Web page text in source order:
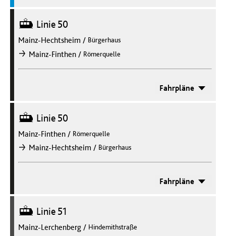
Straßenbahn
Linie 50
Mainz-Hechtsheim / Bürgerhaus
nachMainz-Finthen / Römerquelle
Fahrpläne
Straßenbahn
Linie 50
Mainz-Finthen / Römerquelle
nachMainz-Hechtsheim / Bürgerhaus
Fahrpläne
Straßenbahn
Linie 51
Mainz-Lerchenberg / Hindemithstraße